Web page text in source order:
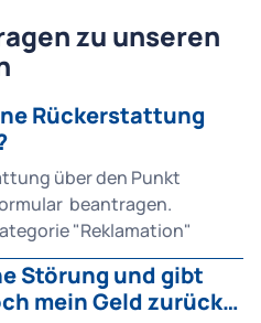
zu unseren
Rückerstattung
über den Punkt
beantragen.
"Reklamation"
Störung und gibt
mein Geld zurück.